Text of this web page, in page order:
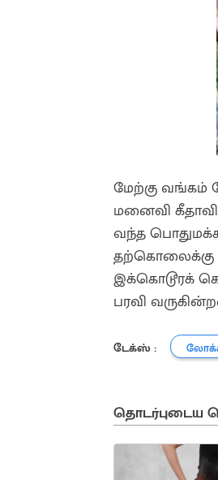
மேற்கு வங்கம்
மனைவி
வந்த
தற்கொலைக்கு
இக்கொடூரக்
பரவி
டேக்ஸ் :
தொடர்புடைய